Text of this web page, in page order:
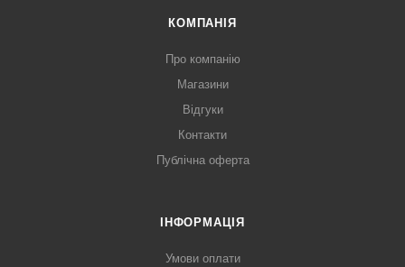
КОМПАНІЯ
Про компанію
Магазини
Відгуки
Контакти
Публічна оферта
ІНФОРМАЦІЯ
Умови оплати